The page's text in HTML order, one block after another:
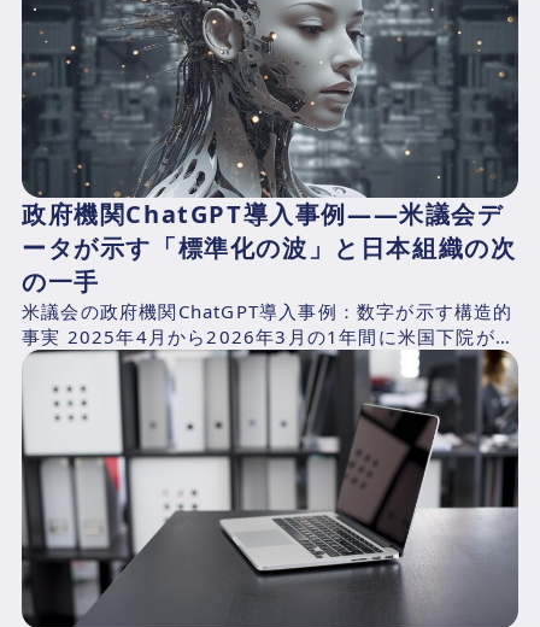
政府機関ChatGPT導入事例——米議会デ
ータが示す「標準化の波」と日本組織の次
の一手
米議会の政府機関ChatGPT導入事例：数字が示す構造的
事実 2025年4月から2026年3月の1年間に米国下院が支
出したAI関連費用を、CNBCが下院支出記録...